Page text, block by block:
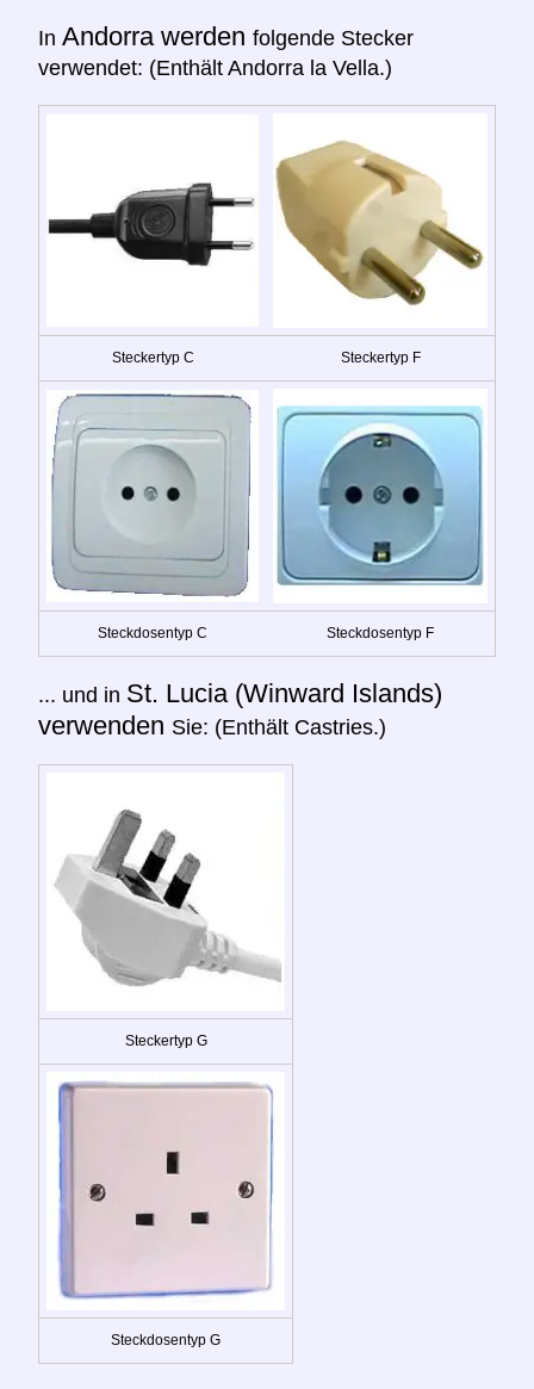
In Andorra werden folgende Stecker
verwendet: (Enthält Andorra la Vella.)
Steckertyp C Steckertyp F
Steckdosentyp C Steckdosentyp F
... und in St. Lucia (Winward Islands)
verwenden Sie: (Enthält Castries.)
Steckertyp G
Steckdosentyp G